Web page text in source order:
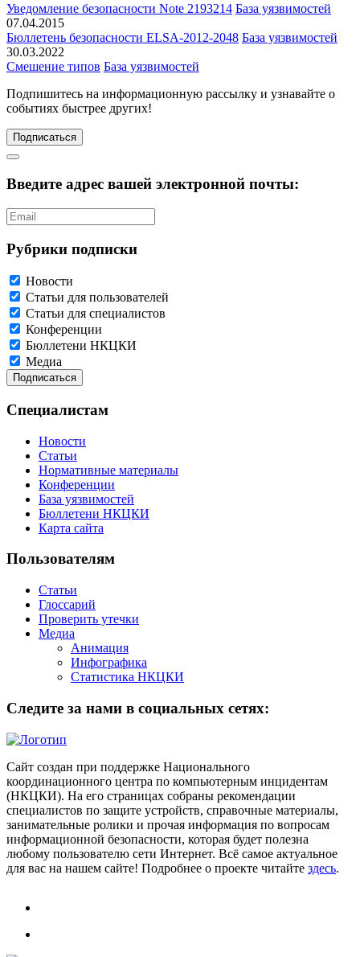
Уведомление безопасности Note 2193214 База уязвимостей
07.04.2015
Бюллетень безопасности ELSA-2012-2048 База уязвимостей
30.03.2022
Смешение типов База уязвимостей
Подпишитесь на информационную рассылку и узнавайте о
событиях быстрее других!
Подписаться
Введите адрес вашей электронной почты:
Рубрики подписки
Новости
Статьи для пользователей
Статьи для специалистов
Конференции
Бюллетени НКЦКИ
Медиа
Специалистам
Новости
Статьи
Нормативные материалы
Конференции
База уязвимостей
Бюллетени НКЦКИ
Карта сайта
Пользователям
Статьи
Глоссарий
Проверить утечки
Медиа
Анимация
Инфографика
Статистика НКЦКИ
Следите за нами в социальных сетях:
Сайт создан при поддержке Национального
координационного центра по компьютерным инцидентам
(НКЦКИ). На его страницах собраны рекомендации
специалистов по защите устройств, справочные материалы,
занимательные ролики и прочая информация по вопросам
информационной безопасности, которая будет полезна
любому пользователю сети Интернет. Всё самое актуальное
для вас на нашем сайте! Подробнее о проекте читайте здесь.